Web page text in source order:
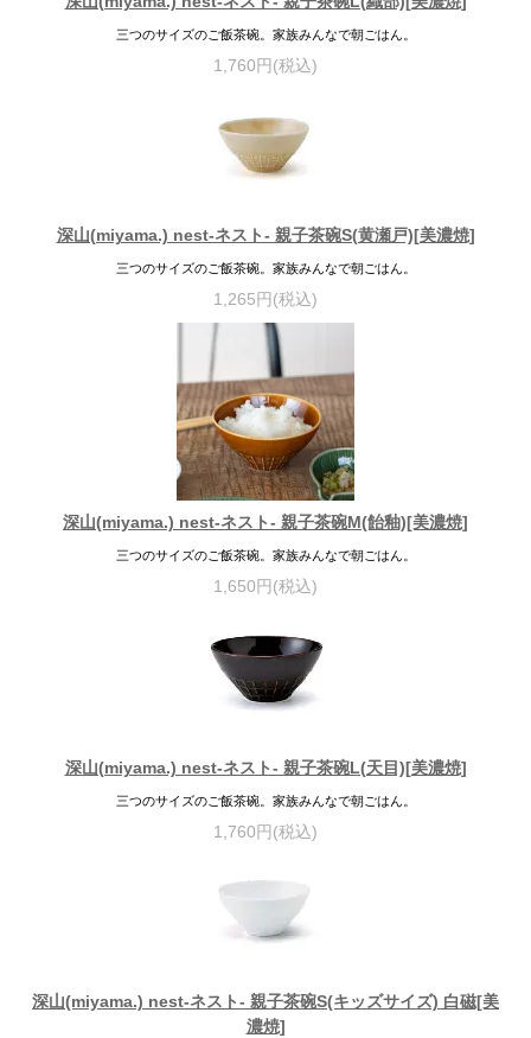
三つのサイズのご飯茶碗。家族みんなで朝ごはん。
1,760円(税込)
深山(miyama.) nest-ネスト- 親子茶碗S(黄瀬戸)[美濃焼]
三つのサイズのご飯茶碗。家族みんなで朝ごはん。
1,265円(税込)
深山(miyama.) nest-ネスト- 親子茶碗M(飴釉)[美濃焼]
三つのサイズのご飯茶碗。家族みんなで朝ごはん。
1,650円(税込)
深山(miyama.) nest-ネスト- 親子茶碗L(天目)[美濃焼]
三つのサイズのご飯茶碗。家族みんなで朝ごはん。
1,760円(税込)
深山(miyama.) nest-ネスト- 親子茶碗S(キッズサイズ) 白磁[美
濃焼]